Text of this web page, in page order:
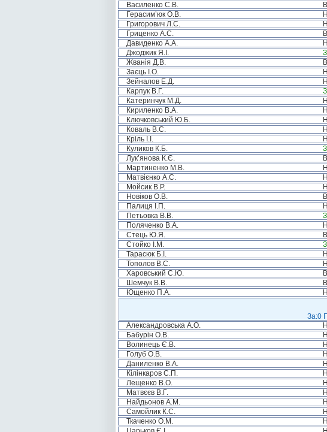
Василенко С.В.
Герасим’юк О.В.
Григорович Л.С.
Гриценко А.С.
Давиденко А.А.
Джоджик Я.І.
Жванія Д.В.
Заєць І.О.
Зейналов Е.Д.
Карпук В.Г.
Катеринчук М.Д.
Кириленко В.А.
Ключковський Ю.Б.
Коваль В.С.
Кріль І.І.
Куликов К.Б.
Лук’янова К.Є.
Мартиненко М.В.
Матвієнко А.С.
Мойсик В.Р.
Новіков О.В.
Палиця І.П.
Петьовка В.В.
Поляченко В.А.
Стець Ю.Я.
Стойко І.М.
Тарасюк Б.І.
Тополов В.С.
Харовський С.Ю.
Шемчук В.В.
Ющенко П.А.
За:0
Александровська А.О.
Бабурін О.В.
Волинець Є.В.
Голуб О.В.
Даниленко В.А.
Кілінкаров С.П.
Лещенко В.О.
Матвєєв В.Г.
Найдьонов А.М.
Самойлик К.С.
Ткаченко О.М.